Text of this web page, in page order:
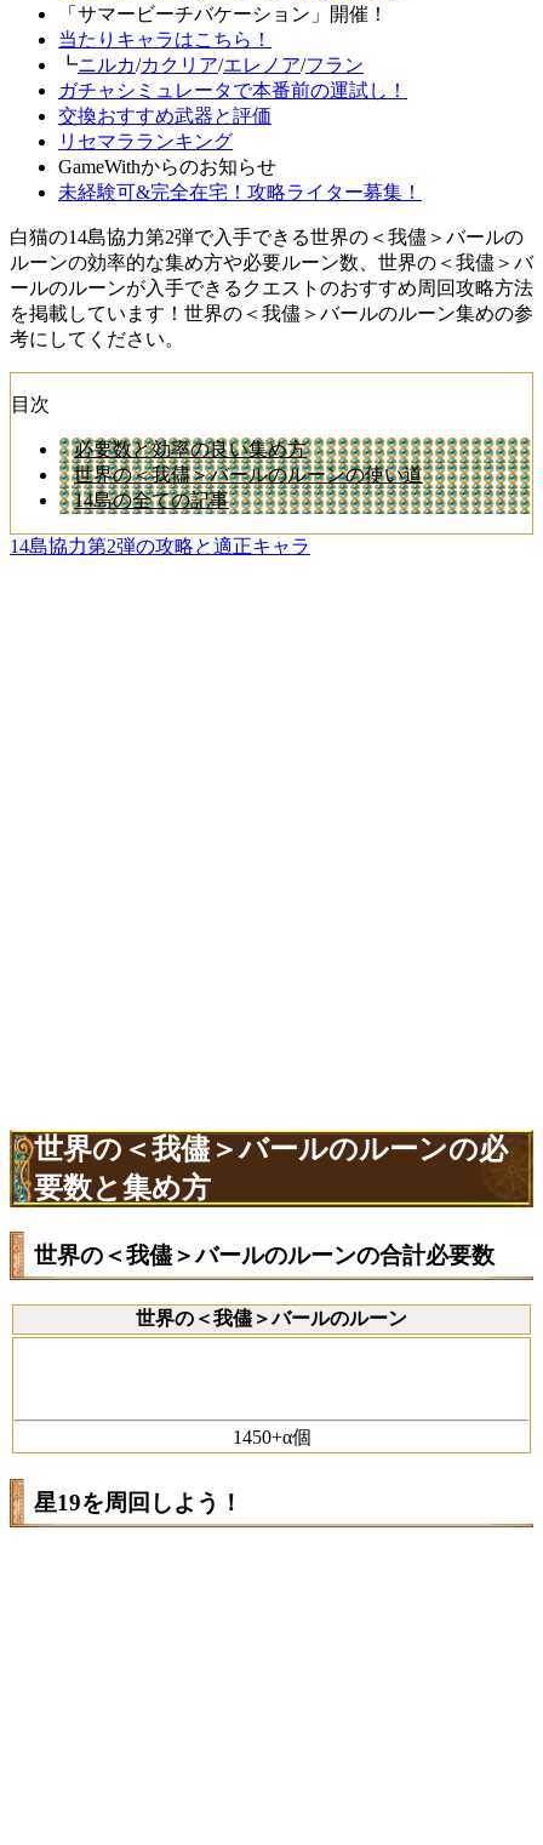
「サマービーチバケーション」開催！
当たりキャラはこちら！
┗ニルカ/カクリア/エレノア/フラン
ガチャシミュレータで本番前の運試し！
交換おすすめ武器と評価
リセマラランキング
GameWithからのお知らせ
未経験可&完全在宅！攻略ライター募集！
白猫の14島協力第2弾で入手できる世界の＜我儘＞バールの
ルーンの効率的な集め方や必要ルーン数、世界の＜我儘＞バ
ールのルーンが入手できるクエストのおすすめ周回攻略方法
を掲載しています！世界の＜我儘＞バールのルーン集めの参
考にしてください。
目次
必要数と効率の良い集め方
世界の＜我儘＞バールのルーンの使い道
14島の全ての記事
14島協力第2弾の攻略と適正キャラ
世界の＜我儘＞バールのルーンの必
要数と集め方
世界の＜我儘＞バールのルーンの合計必要数
世界の＜我儘＞バールのルーン
1450+α個
星19を周回しよう！